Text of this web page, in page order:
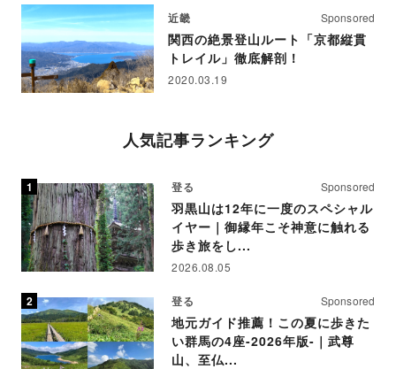
近畿 Sponsored
関西の絶景登山ルート「京都縦貫
トレイル」徹底解剖！
2020.03.19
人気記事ランキング
登る Sponsored
羽黒山は12年に一度のスペシャル
イヤー｜御縁年こそ神意に触れる
歩き旅をし...
2026.08.05
登る Sponsored
地元ガイド推薦！この夏に歩きた
い群馬の4座-2026年版-｜武尊
山、至仏...